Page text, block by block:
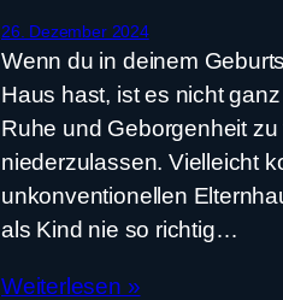
26. Dezember 2024
Wenn du in deinem
Haus hast, ist es nicht
Ruhe und Geborgenheit
niederzulassen. Vielleicht
unkonventionellen
als Kind nie so richtig…
Weiterlesen »